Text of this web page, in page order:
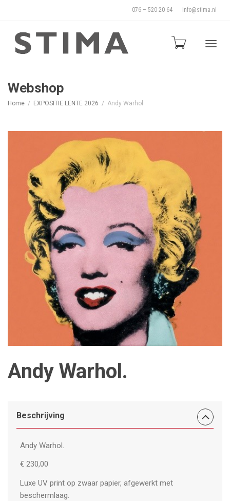
076 – 520 20 64 info@stima.nl
Webshop
Home EXPOSITIE LENTE 2026 Andy Warhol.
Andy Warhol.
Beschrijving
Andy Warhol.
€ 230,00
Luxe UV print op zwaar papier, afgewerkt met
beschermlaag.